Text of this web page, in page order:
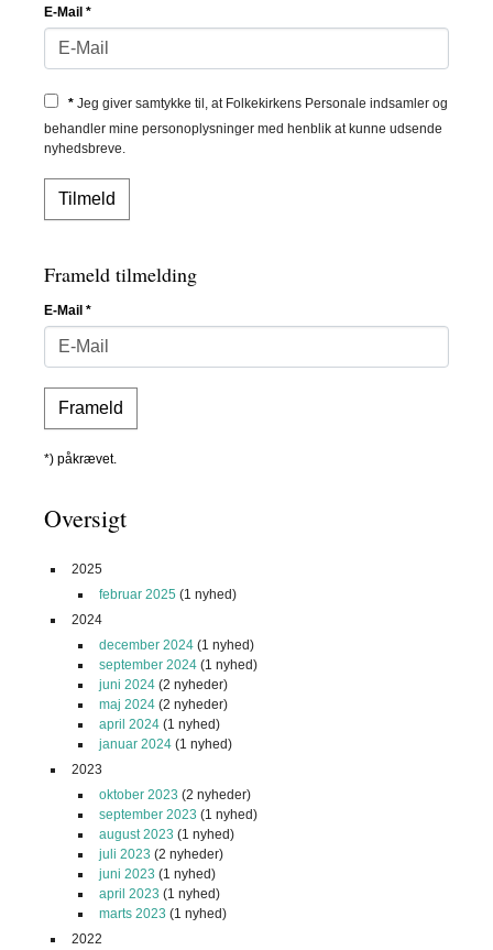
E-Mail *
* Jeg giver samtykke til, at Folkekirkens Personale indsamler og
behandler mine personoplysninger med henblik at kunne udsende
nyhedsbreve.
Frameld tilmelding
E-Mail *
*) påkrævet.
Oversigt
2025
februar 2025 (1 nyhed)
2024
december 2024 (1 nyhed)
september 2024 (1 nyhed)
juni 2024 (2 nyheder)
maj 2024 (2 nyheder)
april 2024 (1 nyhed)
januar 2024 (1 nyhed)
2023
oktober 2023 (2 nyheder)
september 2023 (1 nyhed)
august 2023 (1 nyhed)
juli 2023 (2 nyheder)
juni 2023 (1 nyhed)
april 2023 (1 nyhed)
marts 2023 (1 nyhed)
2022